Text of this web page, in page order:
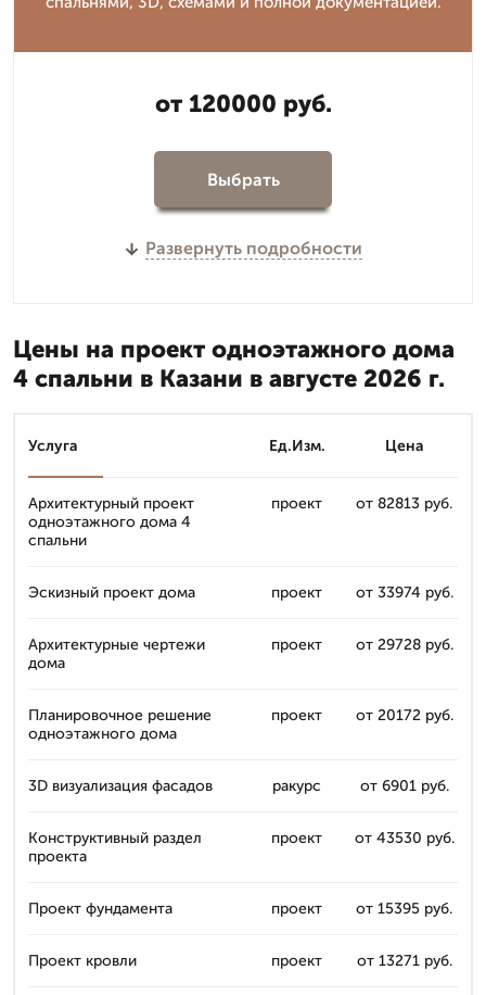
от 120000 руб.
Выбрать
Развернуть подробности
Цены на проект одноэтажного дома
4 спальни в Казани в августе 2026 г.
Услуга Ед.Изм. Цена
Архитектурный проект
одноэтажного дома 4
спальни
проект от 82813 руб.
Эскизный проект дома проект от 33974 руб.
Архитектурные чертежи
дома
проект от 29728 руб.
Планировочное решение
одноэтажного дома
проект от 20172 руб.
3D визуализация фасадов ракурс от 6901 руб.
Конструктивный раздел
проекта
проект от 43530 руб.
Проект фундамента проект от 15395 руб.
Проект кровли проект от 13271 руб.